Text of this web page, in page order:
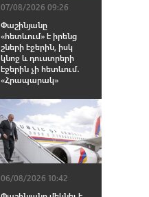
07/08/2026 09:26
Փաշինյանը
«հետևում» է իրենց
շների էջերին, իսկ
կնոջ և դուստրերի
էջերին չի հետևում․
«Հրապարակ»
06/08/2026 10:42